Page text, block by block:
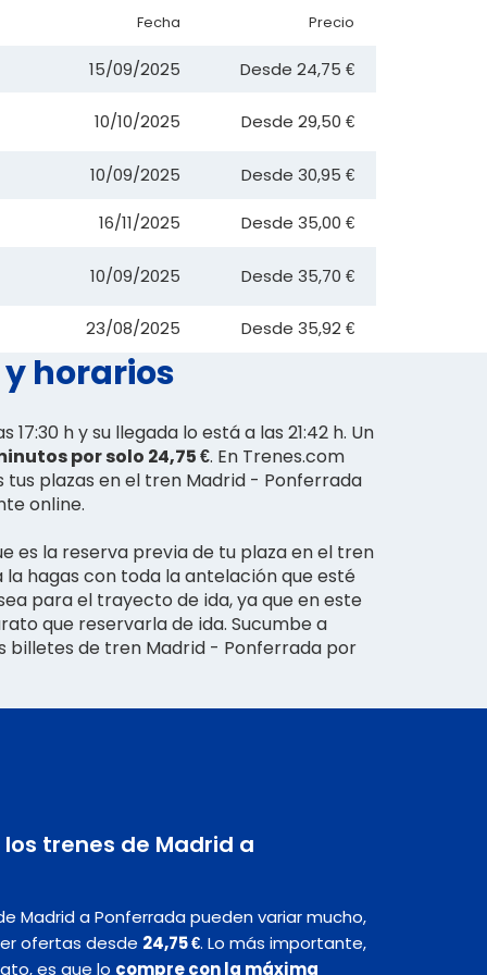
Fecha Precio
15/09/2025 Desde 24,75 €
10/10/2025 Desde 29,50 €
10/09/2025 Desde 30,95 €
16/11/2025 Desde 35,00 €
10/09/2025 Desde 35,70 €
23/08/2025 Desde 35,92 €
horarios
17:30 h y su llegada lo está a las 21:42 h. Un
por solo 24,75 €. En Trenes.com
tus plazas en el tren Madrid - Ponferrada
online.
es la reserva previa de tu plaza en el tren
hagas con toda la antelación que esté
para el trayecto de ida, ya que en este
que reservarla de ida. Sucumbe a
billetes de tren Madrid - Ponferrada por
trenes de Madrid a
Madrid a Ponferrada pueden variar mucho,
ofertas desde 24,75 €. Lo más importante,
es que lo compre con la máxima